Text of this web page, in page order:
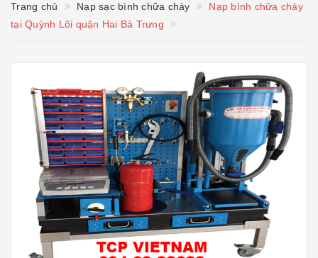
Trang chủ Nạp sạc bình chữa cháy
Nạp bình chữa cháy
tại Quỳnh Lôi quận Hai Bà Trưng